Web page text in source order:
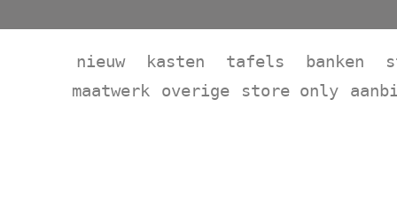
nieuw kasten tafels banken
maatwerk
overige store only